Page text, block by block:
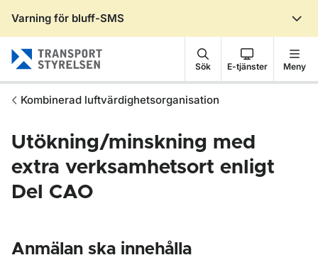
Varning för bluff-SMS
Sök E-tjänster Meny
Kombinerad luftvärdighetsorganisation
Utökning/minskning med
extra verksamhetsort enligt
Del CAO
Anmälan ska innehålla